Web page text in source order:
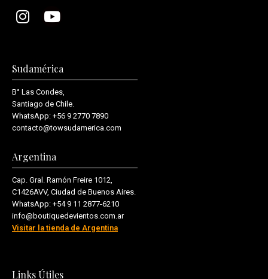
Sudamérica
B° Las Condes,
Santiago de Chile.
WhatsApp: +56 9 2770 7890
contacto@towsudamerica.com
Argentina
Cap. Gral. Ramón Freire 1012,
C1426AVV, Ciudad de Buenos Aires.
WhatsApp: +54 9 11 2877-6210
info@boutiquedevientos.com.ar
Visitar la tienda de Argentina
Links Útiles